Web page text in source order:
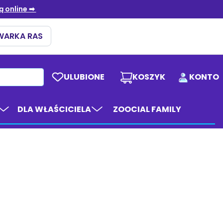
KOSZYK
ULUBIONE KONTO
DLA WŁAŚCICIELA ZOOCIAL FAMILY